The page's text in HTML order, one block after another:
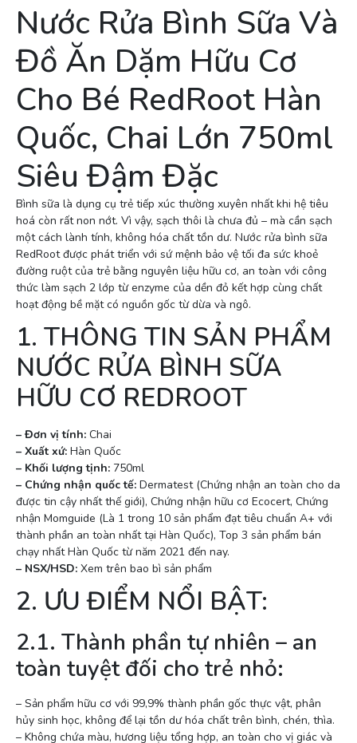
Nước Rửa Bình Sữa Và
Đồ Ăn Dặm Hữu Cơ
Cho Bé RedRoot Hàn
Quốc, Chai Lớn 750ml
Siêu Đậm Đặc
Bình sữa là dụng cụ trẻ tiếp xúc thường xuyên nhất khi hệ tiêu
hoá còn rất non nớt. Vì vậy, sạch thôi là chưa đủ – mà cần sạch
một cách lành tính, không hóa chất tồn dư. Nước rửa bình sữa
RedRoot được phát triển với sứ mệnh bảo vệ tối đa sức khoẻ
đường ruột của trẻ bằng nguyên liệu hữu cơ, an toàn với công
thức làm sạch 2 lớp từ enzyme của dền đỏ kết hợp cùng chất
hoạt động bề mặt có nguồn gốc từ dừa và ngô.
1. THÔNG TIN SẢN PHẨM
NƯỚC RỬA BÌNH SỮA
HỮU CƠ REDROOT
– Đơn vị tính: Chai
– Xuất xứ: Hàn Quốc
– Khối lượng tịnh: 750ml
– Chứng nhận quốc tế: Dermatest (Chứng nhận an toàn cho da
được tin cậy nhất thế giới), Chứng nhận hữu cơ Ecocert, Chứng
nhận Momguide (Là 1 trong 10 sản phẩm đạt tiêu chuẩn A+ với
thành phần an toàn nhất tại Hàn Quốc), Top 3 sản phẩm bán
chạy nhất Hàn Quốc từ năm 2021 đến nay.
– NSX/HSD: Xem trên bao bì sản phẩm
2. ƯU ĐIỂM NỔI BẬT:
2.1. Thành phần tự nhiên – an
toàn tuyệt đối cho trẻ nhỏ:
– Sản phẩm hữu cơ với 99,9% thành phần gốc thực vật, phân
hủy sinh học, không để lại tồn dư hóa chất trên bình, chén, thìa.
– Không chứa màu, hương liệu tổng hợp, an toàn cho vị giác và